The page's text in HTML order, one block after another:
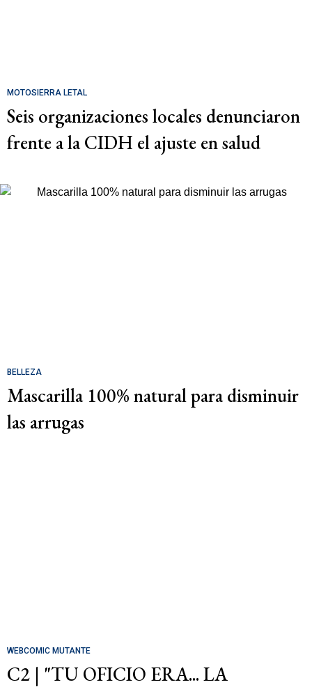
MOTOSIERRA LETAL
Seis organizaciones locales denunciaron
frente a la CIDH el ajuste en salud
BELLEZA
Mascarilla 100% natural para disminuir
las arrugas
WEBCOMIC MUTANTE
C2 | "TU OFICIO ERA... LA